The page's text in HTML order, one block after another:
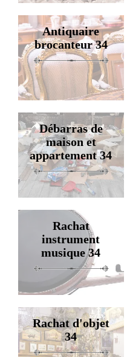
Antiquaire
brocanteur 34
Débarras de
maison et
appartement 34
Rachat
instrument
musique 34
Rachat d'objet
34